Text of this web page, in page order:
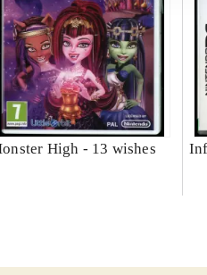
High - 13 wishes